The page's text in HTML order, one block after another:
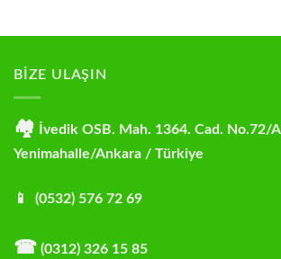
BİZE ULAŞIN
🏘
İvedik OSB. Mah. 1364. Cad. No.72/A
Yenimahalle/Ankara / Türkiye
📱 (0532) 576 72 69
☎ (0312) 326 15 85